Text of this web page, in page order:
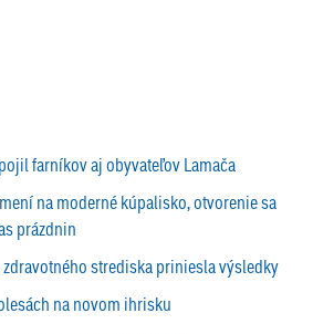
farníkov aj obyvateľov Lamača
na moderné kúpalisko, otvorenie sa
prázdnin
strediska priniesla výsledky
na novom ihrisku